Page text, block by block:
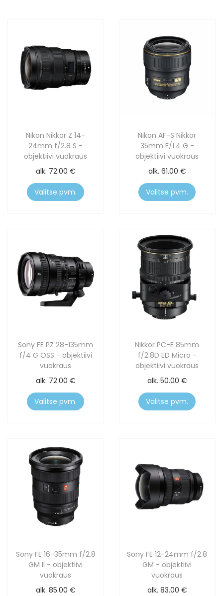
Nikon Nikkor Z 14-
24mm f/2.8 S -
objektiivi vuokraus
alk. 72.00 €
Valitse pvm.
Nikon AF-S Nikkor
35mm F/1.4 G -
objektiivi vuokraus
alk. 61.00 €
Valitse pvm.
Sony FE PZ 28-135mm
f/4 G OSS - objektiivi
vuokraus
alk. 72.00 €
Valitse pvm.
Nikkor PC-E 85mm
f/2.8D ED Micro -
objektiivi vuokraus
alk. 50.00 €
Valitse pvm.
Sony FE 16-35mm f/2.8
GM II - objektiivi
vuokraus
alk. 85.00 €
Sony FE 12-24mm f/2.8
GM - objektiivi
vuokraus
alk. 83.00 €